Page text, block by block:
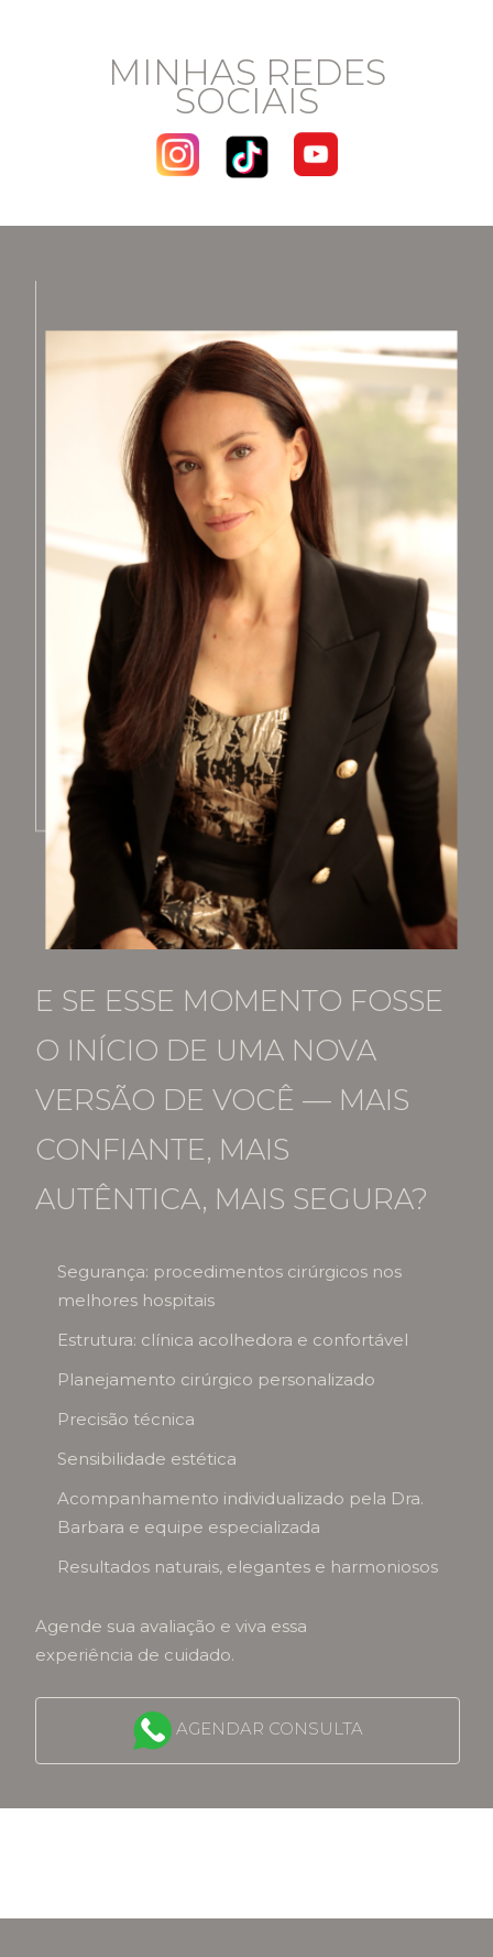
MINHAS REDES
SOCIAIS
E SE ESSE MOMENTO FOSSE
O INÍCIO DE UMA NOVA
VERSÃO DE VOCÊ — MAIS
CONFIANTE, MAIS
AUTÊNTICA, MAIS SEGURA?
Segurança: procedimentos cirúrgicos nos
melhores hospitais
Estrutura: clínica acolhedora e confortável
Planejamento cirúrgico personalizado
Precisão técnica
Sensibilidade estética
Acompanhamento individualizado pela Dra.
Barbara e equipe especializada
Resultados naturais, elegantes e harmoniosos
Agende sua avaliação e viva essa
experiência de cuidado.
AGENDAR CONSULTA